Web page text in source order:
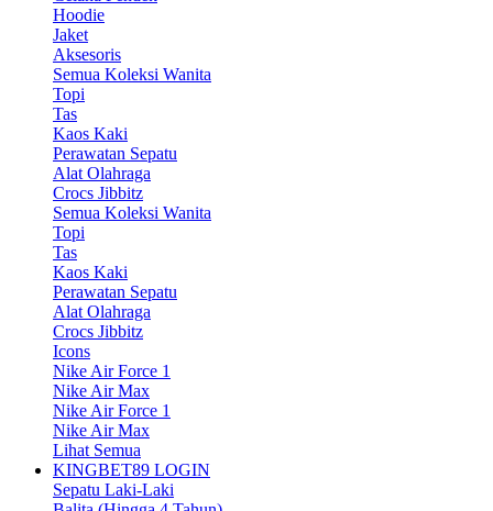
Hoodie
Jaket
Aksesoris
Semua Koleksi Wanita
Topi
Tas
Kaos Kaki
Perawatan Sepatu
Alat Olahraga
Crocs Jibbitz
Semua Koleksi Wanita
Topi
Tas
Kaos Kaki
Perawatan Sepatu
Alat Olahraga
Crocs Jibbitz
Icons
Nike Air Force 1
Nike Air Max
Nike Air Force 1
Nike Air Max
Lihat Semua
KINGBET89 LOGIN
Sepatu Laki-Laki